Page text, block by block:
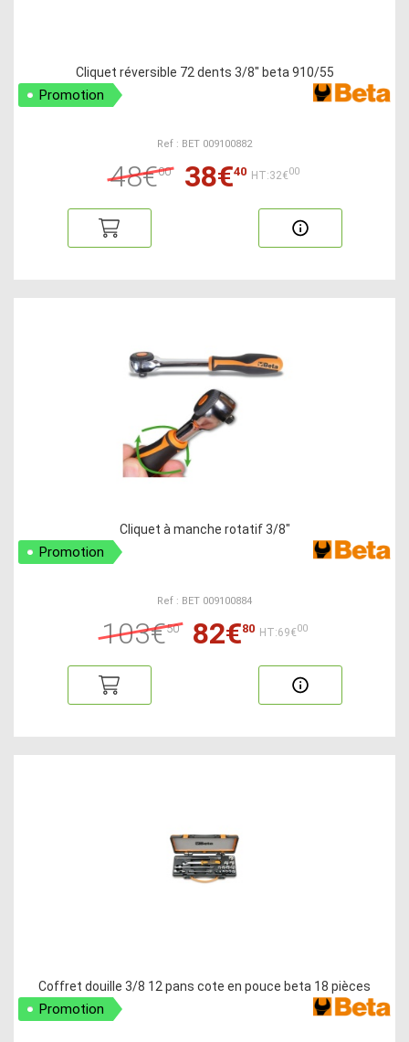
Cliquet réversible 72 dents 3/8" beta 910/55
Promotion
Ref : BET 009100882
48€00 38€40 HT:32€00
Cliquet à manche rotatif 3/8"
Promotion
Ref : BET 009100884
103€50 82€80 HT:69€00
Coffret douille 3/8 12 pans cote en pouce beta 18 pièces
Promotion